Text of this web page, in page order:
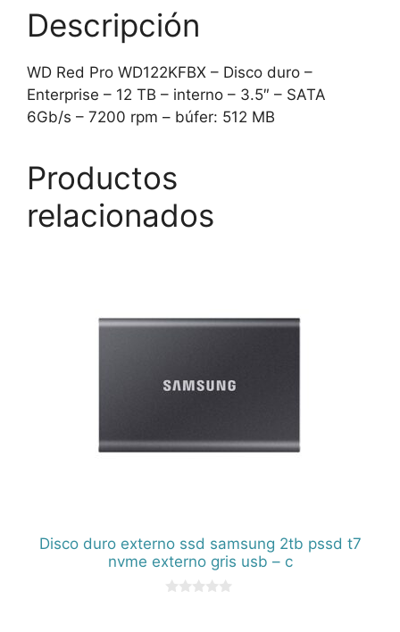
Descripción
WD Red Pro WD122KFBX – Disco duro –
Enterprise – 12 TB – interno – 3.5″ – SATA
6Gb/s – 7200 rpm – búfer: 512 MB
Productos
relacionados
Disco duro externo ssd samsung 2tb pssd t7
nvme externo gris usb – c